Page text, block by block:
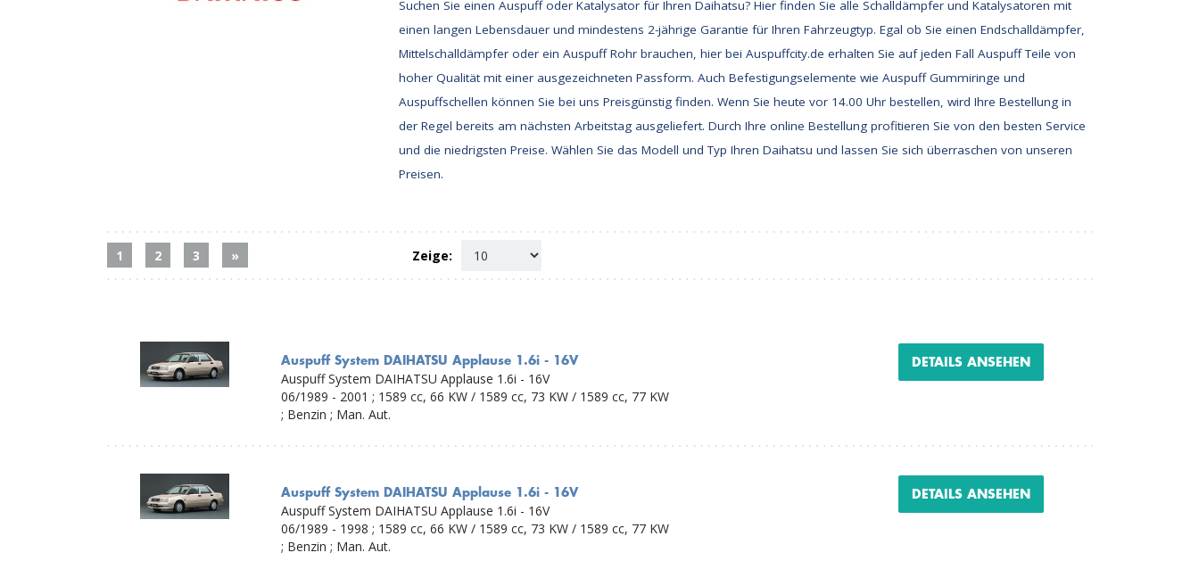
Suchen Sie einen Auspuff oder Katalysator für Ihren Daihatsu? Hier finden Sie alle Schalldämpfer und Katalysatoren mit
einen langen Lebensdauer und mindestens 2-jährige Garantie für Ihren Fahrzeugtyp. Egal ob Sie einen Endschalldämpfer,
Mittelschalldämpfer oder ein Auspuff Rohr brauchen, hier bei Auspuffcity.de erhalten Sie auf jeden Fall Auspuff Teile von
hoher Qualität mit einer ausgezeichneten Passform. Auch Befestigungselemente wie Auspuff Gummiringe und
Auspuffschellen können Sie bei uns Preisgünstig finden. Wenn Sie heute vor 14.00 Uhr bestellen, wird Ihre Bestellung in
der Regel bereits am nächsten Arbeitstag ausgeliefert. Durch Ihre online Bestellung profitieren Sie von den besten Service
und die niedrigsten Preise. Wählen Sie das Modell und Typ Ihren Daihatsu und lassen Sie sich überraschen von unseren
Preisen.
1 2 3 » Zeige:
Auspuff System DAIHATSU Applause 1.6i - 16V
Auspuff System DAIHATSU Applause 1.6i - 16V
06/1989 - 2001 ; 1589 cc, 66 KW / 1589 cc, 73 KW / 1589 cc, 77 KW
; Benzin ; Man. Aut.
DETAILS ANSEHEN
Auspuff System DAIHATSU Applause 1.6i - 16V
Auspuff System DAIHATSU Applause 1.6i - 16V
06/1989 - 1998 ; 1589 cc, 66 KW / 1589 cc, 73 KW / 1589 cc, 77 KW
; Benzin ; Man. Aut.
DETAILS ANSEHEN